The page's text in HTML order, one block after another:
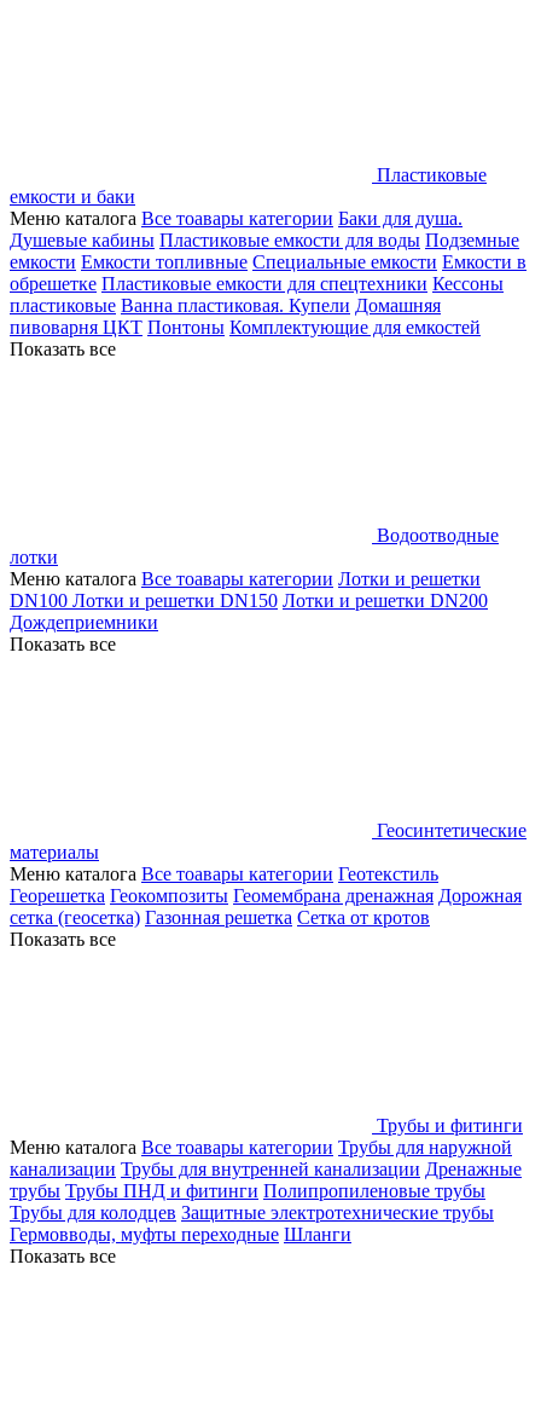
Пластиковые
емкости и баки
Меню каталога Все тоавары категории Баки для душа.
Душевые кабины Пластиковые емкости для воды Подземные
емкости Емкости топливные Специальные емкости Емкости в
обрешетке Пластиковые емкости для спецтехники Кессоны
пластиковые Ванна пластиковая. Купели Домашняя
пивоварня ЦКТ Понтоны Комплектующие для емкостей
Показать все
Водоотводные
лотки
Меню каталога Все тоавары категории Лотки и решетки
DN100 Лотки и решетки DN150 Лотки и решетки DN200
Дождеприемники
Показать все
Геосинтетические
материалы
Меню каталога Все тоавары категории Геотекстиль
Георешетка Геокомпозиты Геомембрана дренажная Дорожная
сетка (геосетка) Газонная решетка Сетка от кротов
Показать все
Трубы и фитинги
Меню каталога Все тоавары категории Трубы для наружной
канализации Трубы для внутренней канализации Дренажные
трубы Трубы ПНД и фитинги Полипропиленовые трубы
Трубы для колодцев Защитные электротехнические трубы
Гермовводы, муфты переходные Шланги
Показать все